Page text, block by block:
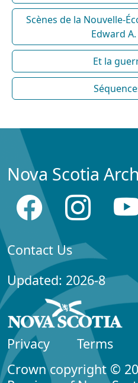
Scènes de la Nouvelle-
Edward
Et la
Nova Scotia
Contact Us
Updated: 2026-8
Privacy
Terms
Crown copyright ©